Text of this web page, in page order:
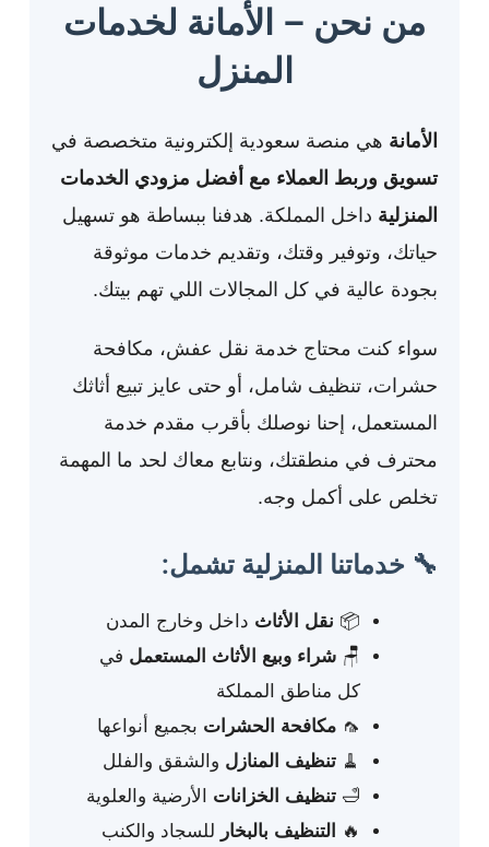
من نحن – الأمانة لخدمات
المنزل
الأمانة هي منصة سعودية إلكترونية متخصصة في
تسويق وربط العملاء مع أفضل مزودي الخدمات
المنزلية داخل المملكة. هدفنا ببساطة هو تسهيل
حياتك، وتوفير وقتك، وتقديم خدمات موثوقة
بجودة عالية في كل المجالات اللي تهم بيتك.
سواء كنت محتاج خدمة نقل عفش، مكافحة
حشرات، تنظيف شامل، أو حتى عايز تبيع أثاثك
المستعمل، إحنا نوصلك بأقرب مقدم خدمة
محترف في منطقتك، ونتابع معاك لحد ما المهمة
تخلص على أكمل وجه.
🔧 خدماتنا المنزلية تشمل:
📦 نقل الأثاث داخل وخارج المدن
🪑 شراء وبيع الأثاث المستعمل في
كل مناطق المملكة
🦟 مكافحة الحشرات بجميع أنواعها
🧹 تنظيف المنازل والشقق والفلل
🛁 تنظيف الخزانات الأرضية والعلوية
🔥
التنظيف بالبخار للسجاد والكنب